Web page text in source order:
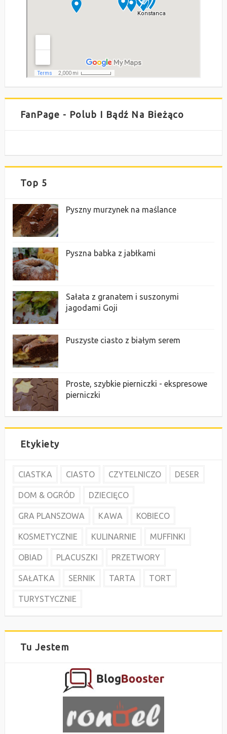
FanPage - Polub I Bądź Na Bieżąco
Top 5
Pyszny murzynek na maślance
Pyszna babka z jabłkami
Sałata z granatem i suszonymi
jagodami Goji
Puszyste ciasto z białym serem
Proste, szybkie pierniczki - ekspresowe
pierniczki
Etykiety
CIASTKA CIASTO CZYTELNICZO DESER
DOM & OGRÓD DZIECIĘCO
GRA PLANSZOWA KAWA KOBIECO
KOSMETYCZNIE KULINARNIE MUFFINKI
OBIAD PLACUSZKI PRZETWORY
SAŁATKA SERNIK TARTA TORT
TURYSTYCZNIE
Tu Jestem